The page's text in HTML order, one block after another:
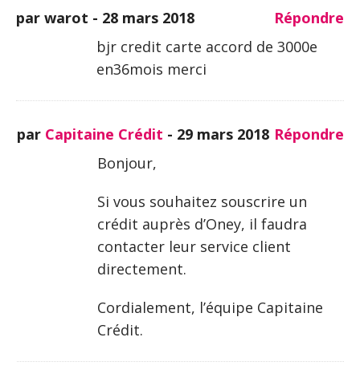
par warot - 28 mars 2018
Répondre
bjr credit carte accord de 3000e
en36mois merci
par Capitaine Crédit - 29 mars 2018 Répondre
Bonjour,
Si vous souhaitez souscrire un
crédit auprès d’Oney, il faudra
contacter leur service client
directement.
Cordialement, l’équipe Capitaine
Crédit.